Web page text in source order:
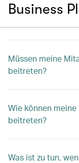
Business
Müssen meine
beitreten?
Wie können
beitreten?
Was ist zu tun,